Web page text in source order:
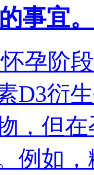
事宜。
孕阶
D3衍
，但
例如